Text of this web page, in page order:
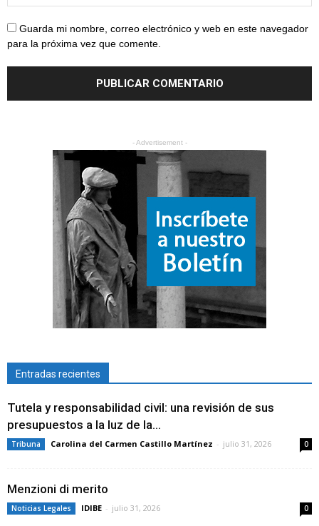
Guarda mi nombre, correo electrónico y web en este navegador
para la próxima vez que comente.
- Advertisement -
Entradas recientes
Tutela y responsabilidad civil: una revisión de sus
presupuestos a la luz de la...
Tribuna Carolina del Carmen Castillo Martínez - julio 31, 2026 0
Menzioni di merito
Noticias Legales IDIBE - julio 31, 2026 0